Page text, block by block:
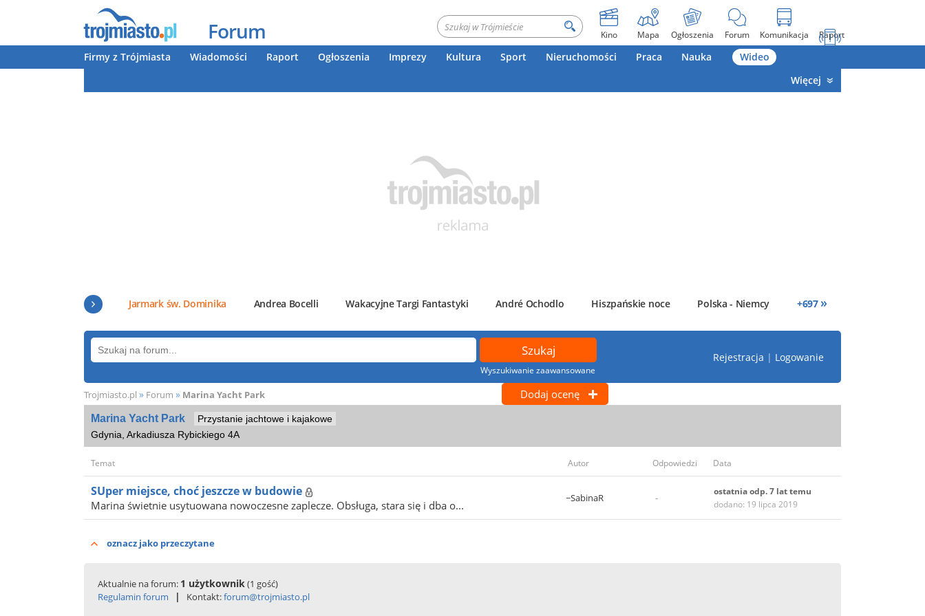
Forum Kino Mapa Ogłoszenia Forum Komunikacja Raport
Firmy z Trójmiasta Wiadomości Raport Ogłoszenia Imprezy Kultura Sport Nieruchomości Praca Nauka
Wideo
Więcej
Jarmark św. Dominika Andrea Bocelli Wakacyjne Targi Fantastyki André Ochodlo Hiszpańskie noce Polska - Niemcy +697 »
Wyszukiwanie zaawansowane
Rejestracja | Logowanie
Trojmiasto.pl » Forum » Marina Yacht Park Dodaj ocenę
Marina Yacht Park
Przystanie jachtowe i kajakowe
Gdynia, Arkadiusza Rybickiego 4A
Temat Autor Odpowiedzi Data
SUper miejsce, choć jeszcze w budowie
Marina świetnie usytuowana nowoczesne zaplecze. Obsługa, stara się i dba o...
~SabinaR -
ostatnia odp. 7 lat temu
dodano: 19 lipca 2019
oznacz jako przeczytane
Aktualnie na forum: 1 użytkownik(1 gość)
Regulamin forum
| Kontakt:forum@trojmiasto.pl